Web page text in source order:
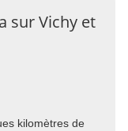
sur Vichy et
kilomètres de